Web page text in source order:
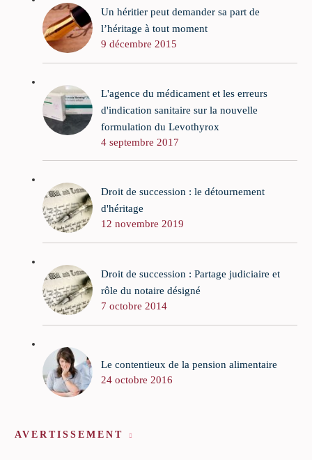
Un héritier peut demander sa part de
l’héritage à tout moment
9 décembre 2015
L'agence du médicament et les erreurs
d'indication sanitaire sur la nouvelle
formulation du Levothyrox
4 septembre 2017
Droit de succession : le détournement
d'héritage
12 novembre 2019
Droit de succession : Partage judiciaire et
rôle du notaire désigné
7 octobre 2014
Le contentieux de la pension alimentaire
24 octobre 2016
AVERTISSEMENT